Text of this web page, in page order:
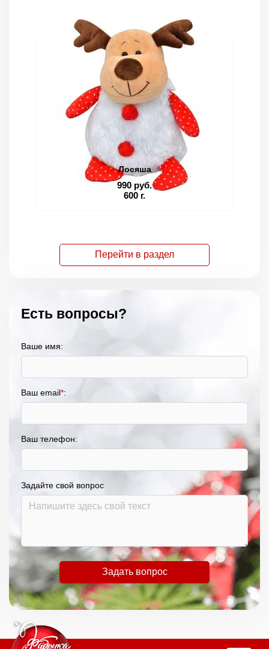
Лосяша
990 руб.
600 г.
Перейти в раздел
Есть вопросы?
Ваше имя:
Ваш email*:
Ваш телефон:
Задайте свой вопрос
Задать вопрос